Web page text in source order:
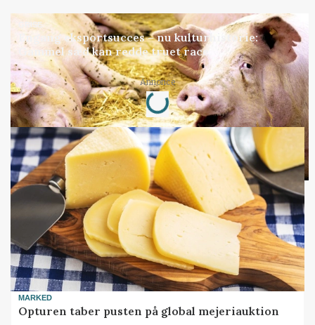
GRISE
Engang eksportsucces – nu kulturhistorie:
Gammel sæd kan redde truet race
Annonce
Loading...
MARKED
Opturen taber pusten på global mejeriauktion